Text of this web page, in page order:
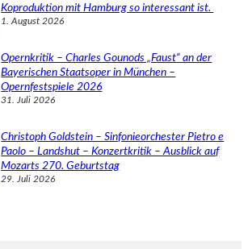
Koproduktion mit Hamburg so interessant ist.
1. August 2026
Opernkritik – Charles Gounods „Faust“ an der
Bayerischen Staatsoper in München –
Opernfestspiele 2026
31. Juli 2026
Christoph Goldstein – Sinfonieorchester Pietro e
Paolo – Landshut – Konzertkritik – Ausblick auf
Mozarts 270. Geburtstag
29. Juli 2026